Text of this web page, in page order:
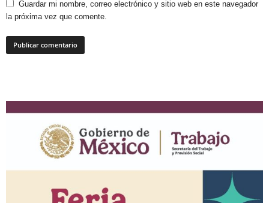
Guardar mi nombre, correo electrónico y sitio web en este navegador
la próxima vez que comente.